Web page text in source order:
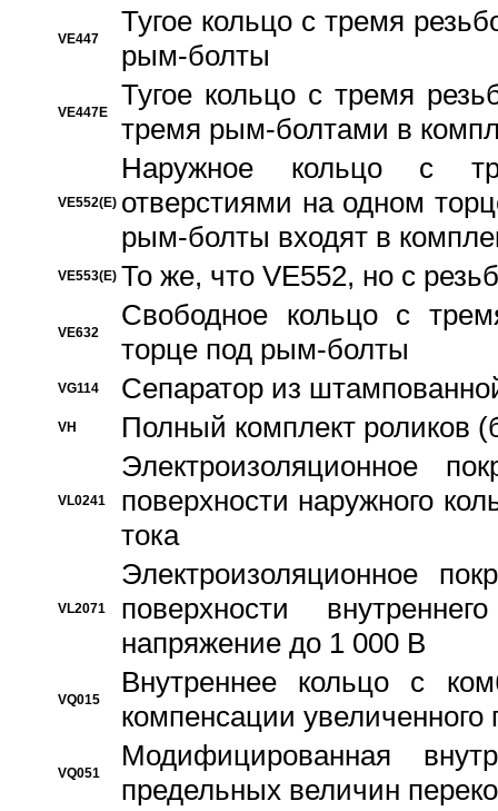
VE447
Тугое кольцо с тремя
рым-болты
VE447E
Тугое кольцо с тремя
тремя рым-болтами в
VE552(E)
Наружное кольцо с
отверстиями на одном
рым-болты входят в
VE553(E) То же, что VE552, но с
VE632
Свободное кольцо с
торце под рым-болты
VG114 Сепаратор из
VH Полный комплект роликов
VL0241
Электроизоляционное
поверхности наружного
тока
VL2071
Электроизоляционное
поверхности
напряжение до 1 000 В
VQ015
Bнутреннее кольцо с
компенсации увеличенного
VQ051
Модифицированная
предельных величин